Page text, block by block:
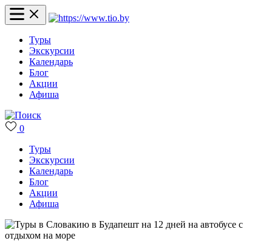
Туры
Экскурсии
Календарь
Блог
Акции
Афиша
0
Туры
Экскурсии
Календарь
Блог
Акции
Афиша